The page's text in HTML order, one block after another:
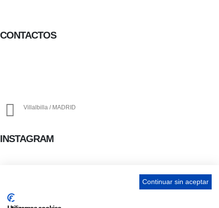
CONTACTOS
Villalbilla / MADRID
INSTAGRAM
Contacta
Continuar sin aceptar